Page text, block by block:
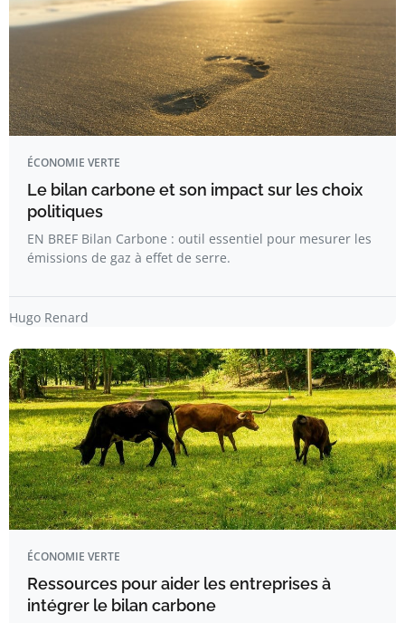
ÉCONOMIE VERTE
Le bilan carbone et son impact sur les choix
politiques
EN BREF Bilan Carbone : outil essentiel pour mesurer les
émissions de gaz à effet de serre.
Hugo Renard
ÉCONOMIE VERTE
Ressources pour aider les entreprises à
intégrer le bilan carbone